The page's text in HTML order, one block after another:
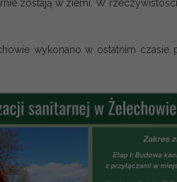
zostają w ziemi. W
wykonano w ostatnim czasie